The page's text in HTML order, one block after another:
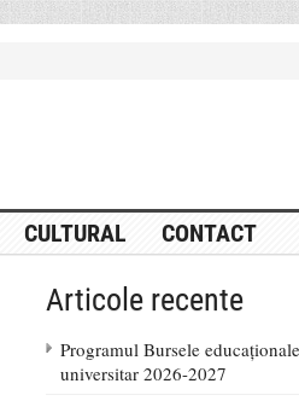
CULTURAL CONTACT
Articole recente
Programul Bursele
universitar 2026-2027